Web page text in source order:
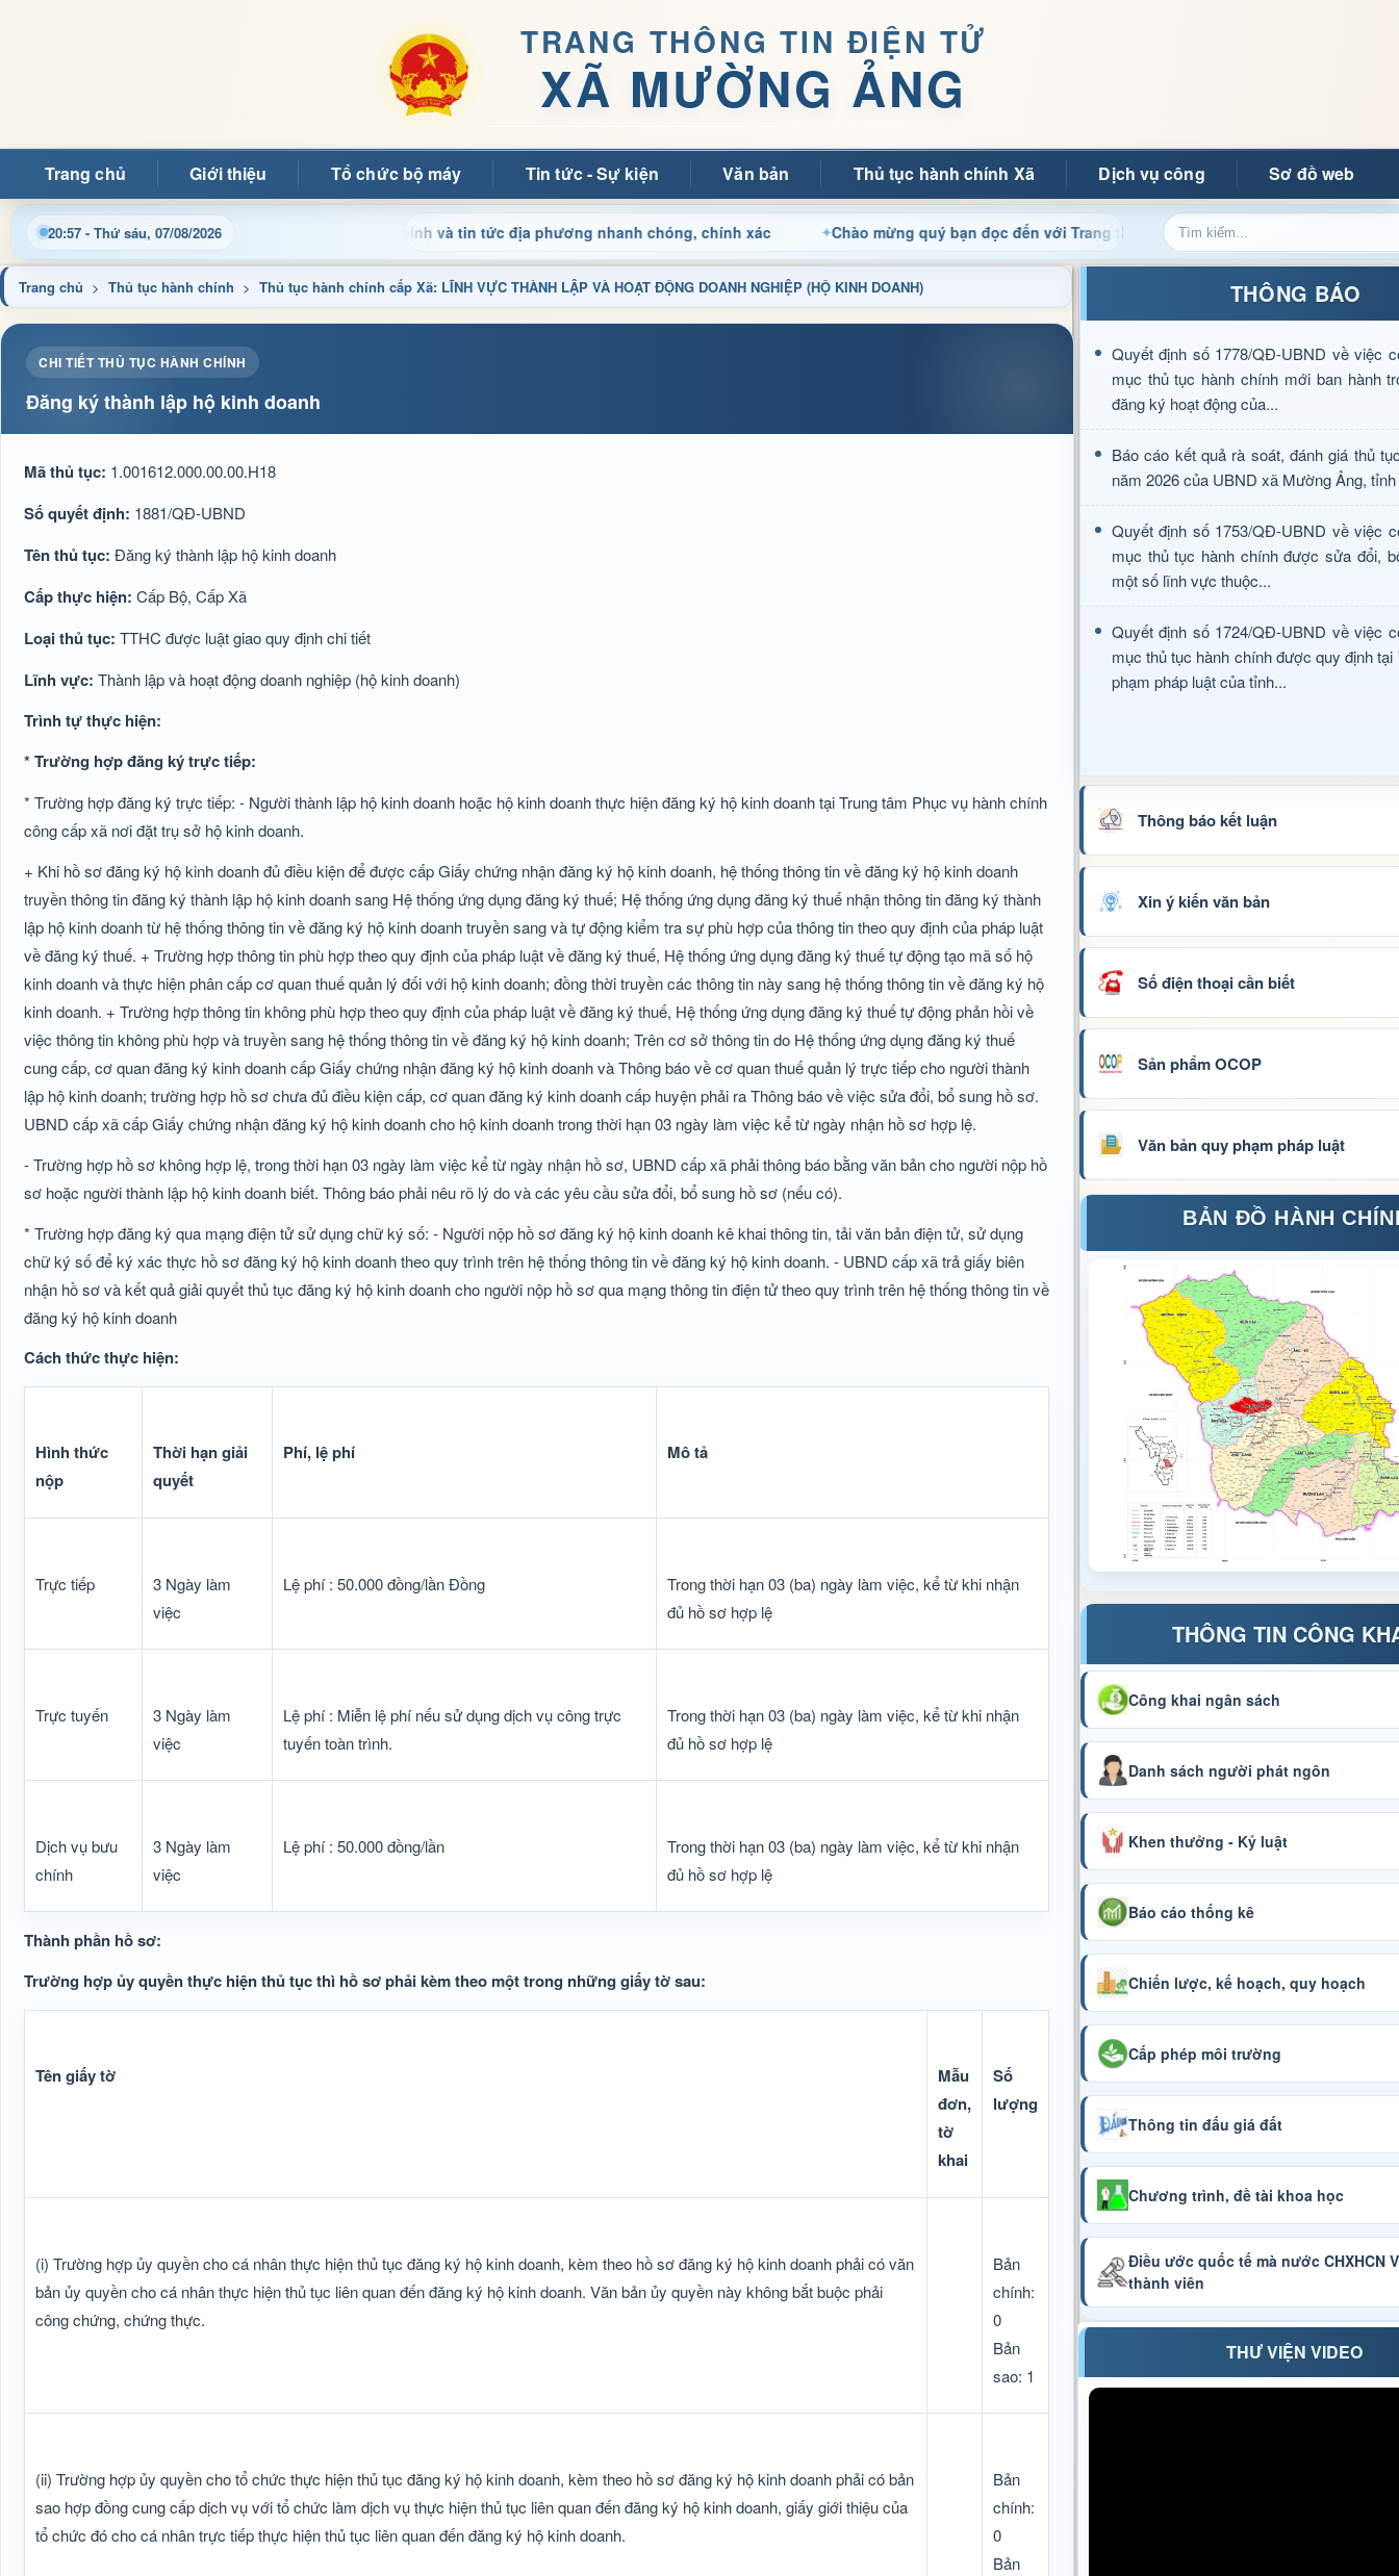
TRANG THÔNG TIN ĐIỆN TỬ
XÃ MƯỜNG ẢNG
Trang chủ Giới thiệu Tổ chức bộ máy Tin tức - Sự kiện Văn bản Thủ tục hành chính Xã Dịch vụ công Sơ đồ web
20:57 - Thứ sáu, 07/08/2026
Cập nhật thông tin điều hành, thủ tục hành chính và tin tức địa phương nhanh chóng, chính xác Chào mừng quý bạn đọc đến với Trang thông tin điện tử xã Mường Ảng
Trang chủ > Thủ tục hành chính > Thủ tục hành chính cấp Xã: LĨNH VỰC THÀNH LẬP VÀ HOẠT ĐỘNG DOANH NGHIỆP (HỘ KINH DOANH)
CHI TIẾT THỦ TỤC HÀNH CHÍNH
Đăng ký thành lập hộ kinh doanh
Mã thủ tục: 1.001612.000.00.00.H18
Số quyết định: 1881/QĐ-UBND
Tên thủ tục: Đăng ký thành lập hộ kinh doanh
Cấp thực hiện: Cấp Bộ, Cấp Xã
Loại thủ tục: TTHC được luật giao quy định chi tiết
Lĩnh vực: Thành lập và hoạt động doanh nghiệp (hộ kinh doanh)
Trình tự thực hiện:
* Trường hợp đăng ký trực tiếp:
* Trường hợp đăng ký trực tiếp: - Người thành lập hộ kinh doanh hoặc hộ kinh doanh thực hiện đăng ký hộ kinh doanh tại Trung tâm Phục vụ hành chính
công cấp xã nơi đặt trụ sở hộ kinh doanh.
+ Khi hồ sơ đăng ký hộ kinh doanh đủ điều kiện để được cấp Giấy chứng nhận đăng ký hộ kinh doanh, hệ thống thông tin về đăng ký hộ kinh doanh
truyền thông tin đăng ký thành lập hộ kinh doanh sang Hệ thống ứng dụng đăng ký thuế; Hệ thống ứng dụng đăng ký thuế nhận thông tin đăng ký thành
lập hộ kinh doanh từ hệ thống thông tin về đăng ký hộ kinh doanh truyền sang và tự động kiểm tra sự phù hợp của thông tin theo quy định của pháp luật
về đăng ký thuế. + Trường hợp thông tin phù hợp theo quy định của pháp luật về đăng ký thuế, Hệ thống ứng dụng đăng ký thuế tự động tạo mã số hộ
kinh doanh và thực hiện phân cấp cơ quan thuế quản lý đối với hộ kinh doanh; đồng thời truyền các thông tin này sang hệ thống thông tin về đăng ký hộ
kinh doanh. + Trường hợp thông tin không phù hợp theo quy định của pháp luật về đăng ký thuế, Hệ thống ứng dụng đăng ký thuế tự động phản hồi về
việc thông tin không phù hợp và truyền sang hệ thống thông tin về đăng ký hộ kinh doanh; Trên cơ sở thông tin do Hệ thống ứng dụng đăng ký thuế
cung cấp, cơ quan đăng ký kinh doanh cấp Giấy chứng nhận đăng ký hộ kinh doanh và Thông báo về cơ quan thuế quản lý trực tiếp cho người thành
lập hộ kinh doanh; trường hợp hồ sơ chưa đủ điều kiện cấp, cơ quan đăng ký kinh doanh cấp huyện phải ra Thông báo về việc sửa đổi, bổ sung hồ sơ.
UBND cấp xã cấp Giấy chứng nhận đăng ký hộ kinh doanh cho hộ kinh doanh trong thời hạn 03 ngày làm việc kể từ ngày nhận hồ sơ hợp lệ.
- Trường hợp hồ sơ không hợp lệ, trong thời hạn 03 ngày làm việc kể từ ngày nhận hồ sơ, UBND cấp xã phải thông báo bằng văn bản cho người nộp hồ
sơ hoặc người thành lập hộ kinh doanh biết. Thông báo phải nêu rõ lý do và các yêu cầu sửa đổi, bổ sung hồ sơ (nếu có).
* Trường hợp đăng ký qua mạng điện tử sử dụng chữ ký số: - Người nộp hồ sơ đăng ký hộ kinh doanh kê khai thông tin, tải văn bản điện tử, sử dụng
chữ ký số để ký xác thực hồ sơ đăng ký hộ kinh doanh theo quy trình trên hệ thống thông tin về đăng ký hộ kinh doanh. - UBND cấp xã trả giấy biên
nhận hồ sơ và kết quả giải quyết thủ tục đăng ký hộ kinh doanh cho người nộp hồ sơ qua mạng thông tin điện tử theo quy trình trên hệ thống thông tin về
đăng ký hộ kinh doanh
Cách thức thực hiện:
Hình thức
nộp
Thời hạn giải
quyết
Phí, lệ phí Mô tả
Trực tiếp
3 Ngày làm
việc
Lệ phí : 50.000 đồng/lần Đồng
Trong thời hạn 03 (ba) ngày làm việc, kể từ khi nhận
đủ hồ sơ hợp lệ
Trực tuyến
3 Ngày làm
việc
Lệ phí : Miễn lệ phí nếu sử dụng dịch vụ công trực
tuyến toàn trình.
Trong thời hạn 03 (ba) ngày làm việc, kể từ khi nhận
đủ hồ sơ hợp lệ
Dịch vụ bưu
chính
3 Ngày làm
việc
Lệ phí : 50.000 đồng/lần
Trong thời hạn 03 (ba) ngày làm việc, kể từ khi nhận
đủ hồ sơ hợp lệ
Thành phần hồ sơ:
Trường hợp ủy quyền thực hiện thủ tục thì hồ sơ phải kèm theo một trong những giấy tờ sau:
Tên giấy tờ
Mẫu
đơn,
tờ
khai
Số
lượng
(i) Trường hợp ủy quyền cho cá nhân thực hiện thủ tục đăng ký hộ kinh doanh, kèm theo hồ sơ đăng ký hộ kinh doanh phải có văn
bản ủy quyền cho cá nhân thực hiện thủ tục liên quan đến đăng ký hộ kinh doanh. Văn bản ủy quyền này không bắt buộc phải
công chứng, chứng thực.
Bản
chính:
0
Bản
sao: 1
(ii) Trường hợp ủy quyền cho tổ chức thực hiện thủ tục đăng ký hộ kinh doanh, kèm theo hồ sơ đăng ký hộ kinh doanh phải có bản
sao hợp đồng cung cấp dịch vụ với tổ chức làm dịch vụ thực hiện thủ tục liên quan đến đăng ký hộ kinh doanh, giấy giới thiệu của
tổ chức đó cho cá nhân trực tiếp thực hiện thủ tục liên quan đến đăng ký hộ kinh doanh.
Bản
chính:
0
Bản
THÔNG BÁO
Quyết định số 1778/QĐ-UBND về việc
mục thủ tục hành chính mới ban hành
đăng ký hoạt động của...
Báo cáo kết quả rà soát, đánh giá thủ
năm 2026 của UBND xã Mường Ảng,
Quyết định số 1753/QĐ-UBND về việc
mục thủ tục hành chính được sửa đổi,
một số lĩnh vực thuộc...
Quyết định số 1724/QĐ-UBND về việc
mục thủ tục hành chính được quy định tại
phạm pháp luật của tỉnh...
Thông báo kết luận
Xin ý kiến văn bản
Số điện thoại cần biết
Sản phẩm OCOP
Văn bản quy phạm pháp luật
BẢN ĐỒ HÀNH
THÔNG TIN CÔNG
Công khai ngân sách
Danh sách người phát ngôn
Khen thưởng - Kỷ luật
Báo cáo thống kê
Chiến lược, kế hoạch, quy hoạch
Cấp phép môi trường
Thông tin đấu giá đất
Chương trình, đề tài khoa học
Điều ước quốc tế mà nước CHXHCN
thành viên
THƯ VIỆN VIDEO